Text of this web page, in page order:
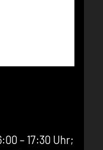
– 17:30 Uhr;